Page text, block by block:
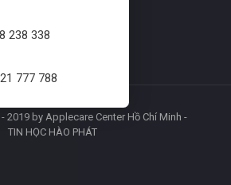
2019 by Applecare Center Hồ Chí Minh -
TIN HỌC HÀO PHÁT
238 338
777 788